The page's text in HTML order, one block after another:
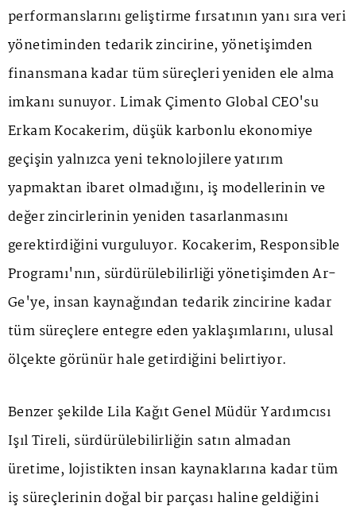
performanslarını geliştirme fırsatının yanı sıra veri
yönetiminden tedarik zincirine, yönetişimden
finansmana kadar tüm süreçleri yeniden ele alma
imkanı sunuyor. Limak Çimento Global CEO'su
Erkam Kocakerim, düşük karbonlu ekonomiye
geçişin yalnızca yeni teknolojilere yatırım
yapmaktan ibaret olmadığını, iş modellerinin ve
değer zincirlerinin yeniden tasarlanmasını
gerektirdiğini vurguluyor. Kocakerim, Responsible
Programı'nın, sürdürülebilirliği yönetişimden Ar-
Ge'ye, insan kaynağından tedarik zincirine kadar
tüm süreçlere entegre eden yaklaşımlarını, ulusal
ölçekte görünür hale getirdiğini belirtiyor.
Benzer şekilde Lila Kağıt Genel Müdür Yardımcısı
Işıl Tireli, sürdürülebilirliğin satın almadan
üretime, lojistikten insan kaynaklarına kadar tüm
iş süreçlerinin doğal bir parçası haline geldiğini